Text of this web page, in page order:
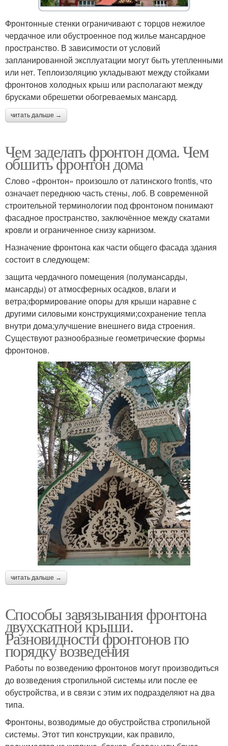
Фронтонные стенки ограничивают с торцов нежилое
чердачное или обустроенное под жилье мансардное
пространство. В зависимости от условий
запланированной эксплуатации могут быть утепленными
или нет. Теплоизоляцию укладывают между стойками
фронтонов холодных крыш или располагают между
брусками обрешетки обогреваемых мансард.
читать дальше →
Чем заделать фронтон дома. Чем
обшить фронтон дома
Слово «фронтон» произошло от латинского frontis, что
означает переднюю часть стены, лоб. В современной
строительной терминологии под фронтоном понимают
фасадное пространство, заключённое между скатами
кровли и ограниченное снизу карнизом.
Назначение фронтона как части общего фасада здания
состоит в следующем:
защита чердачного помещения (полумансарды,
мансарды) от атмосферных осадков, влаги и
ветра;формирование опоры для крыши наравне с
другими силовыми конструкциями;сохранение тепла
внутри дома;улучшение внешнего вида строения.
Существуют разнообразные геометрические формы
фронтонов.
читать дальше →
Способы завязывания фронтона
двухскатной крыши.
Разновидности фронтонов по
порядку возведения
Работы по возведению фронтонов могут производиться
до возведения стропильной системы или после ее
обустройства, и в связи с этим их подразделяют на два
типа.
Фронтоны, возводимые до обустройства стропильной
системы. Этот тип конструкции, как правило,